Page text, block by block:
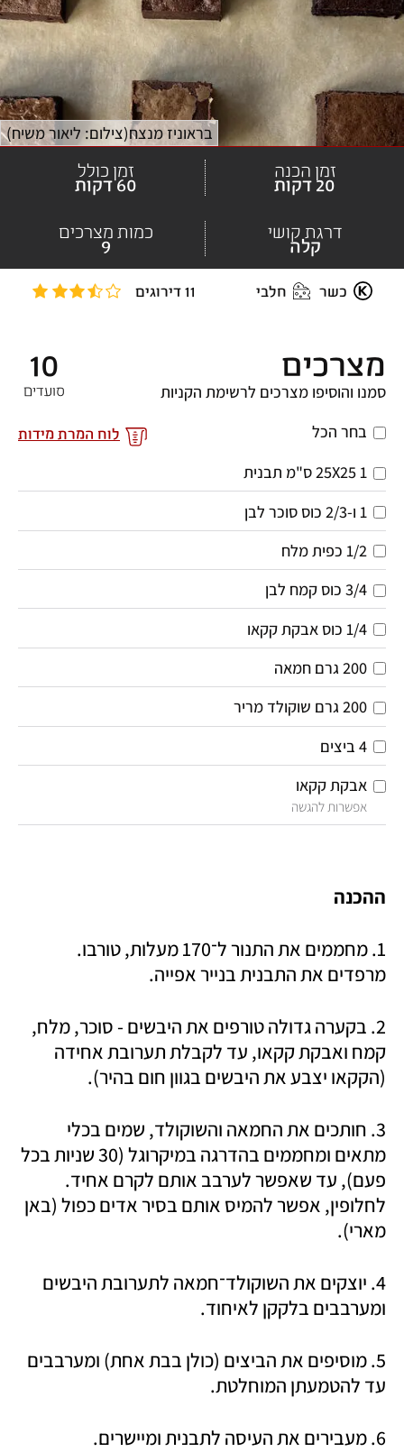
כשר חלבי 11 דירוגים
בראוניז מנצח(צילום: ליאור משיח)
זמן הכנה
20 דקות
זמן כולל
60 דקות
דרגת קושי
קלה
כמות מצרכים
9
מצרכים 10
סועדים
לוח המרת מידות
סמנו והוסיפו מצרכים לרשימת הקניות
בחר הכל
125X25 ס"מ
תבנית
1 ו-2/3
כוס סוכר לבן
1/2 כפיתמלח
3/4 כוס קמח לבן
1/4 כוס אבקת קקאו
200 גרם חמאה
200 גרם שוקולד מריר
4 ביצים
אבקת קקאו
אפשרות להגשה
ההכנה
מרפדים את התבנית בנייר אפייה.
(הקקאו יצבע את היבשים בגוון חום בהיר).
מארי).
ומערבבים בלקקן לאיחוד.
עד להטמעתן המוחלטת.
6. מעבירים את העיסה לתבנית ומיישרים.